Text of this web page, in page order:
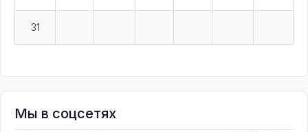
31
Мы в соцсетях